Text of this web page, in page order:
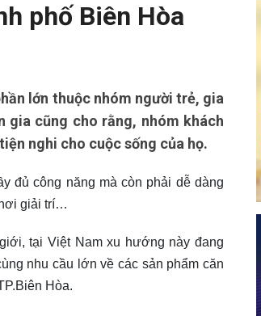
phố Biên Hòa
lớn thuộc nhóm người trẻ, gia
cũng cho rằng, nhóm khách
nghi cho cuộc sống của họ.
đủ công năng mà còn phải dễ dàng
giải trí…
tại Việt Nam xu hướng này đang
nhu cầu lớn về các sản phẩm căn
Hòa.